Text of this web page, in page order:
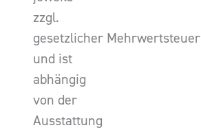
zzgl.
gesetzlicher Mehrwertsteuer
und ist
abhängig
von der
Ausstattung